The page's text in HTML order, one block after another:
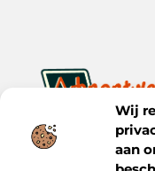
Wij
aan
Ontwerp je
Ontdek praktische